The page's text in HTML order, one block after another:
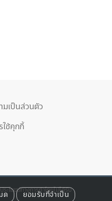
มเป็นส่วนตัว
ใช้คุกกี้
โยชน์ทางการค้าโดยไม่ได้รับ
ด ยอมรับที่จำเป็น